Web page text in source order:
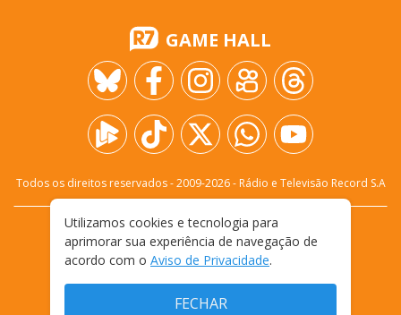
GAME HALL
Todos os direitos reservados - 2009-2026- Rádio e Televisão Record S.A
FALE CONOSCO
PRIVACIDADE
TERMOS E CONDIÇÕES DE USO
Utilizamos cookies e tecnologia para
aprimorar sua experiência de navegação de
acordo com o Aviso de Privacidade.
FECHAR